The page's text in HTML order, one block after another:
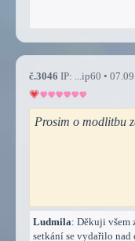
č.3046 IP: ...ip60 •
Prosim o modlitbu
Ludmila: Děkuji všem
setkání se vydařilo nad